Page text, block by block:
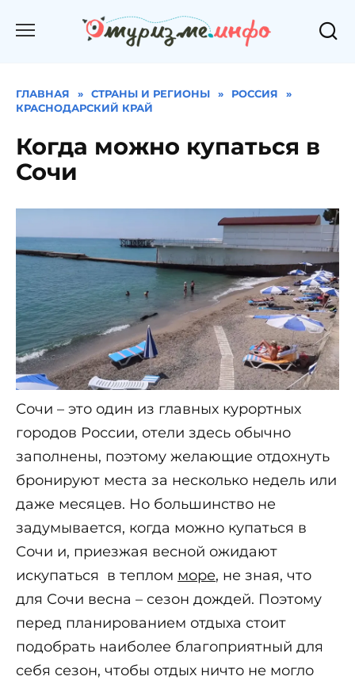
ГЛАВНАЯ » СТРАНЫ И РЕГИОНЫ » РОССИЯ
»
КРАСНОДАРСКИЙ КРАЙ
Когда можно купаться в
Сочи
Сочи – это один из главных курортных
городов России, отели здесь обычно
заполнены, поэтому желающие отдохнуть
бронируют места за несколько недель или
даже месяцев. Но большинство не
задумывается, когда можно купаться в
Сочи и, приезжая весной ожидают
искупаться в теплом море, не зная, что
для Сочи весна – сезон дождей. Поэтому
перед планированием отдыха стоит
подобрать наиболее благоприятный для
себя сезон, чтобы отдых ничто не могло